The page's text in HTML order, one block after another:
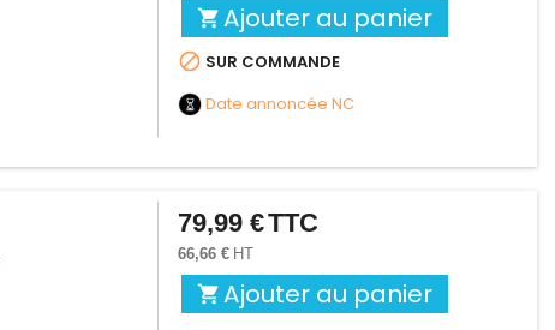
 Ajouter au panier
 SUR COMMANDE
Date annoncée NC
Prix
79,99 €TTC
66,66 € HT
 Ajouter au panier